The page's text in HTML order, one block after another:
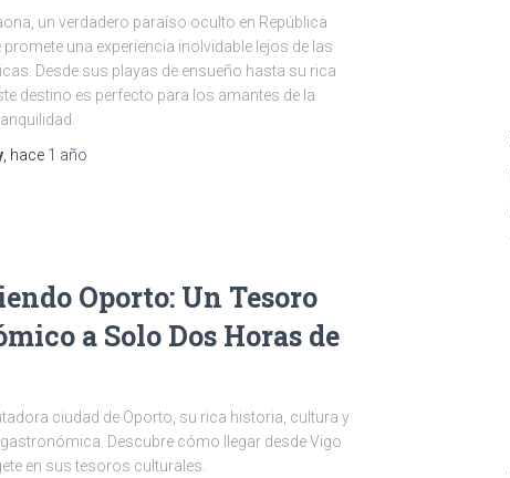
un verdadero paraíso oculto en República
una experiencia inolvidable lejos de las
Desde sus playas de ensueño hasta su rica
destino es perfecto para los amantes de la
, hace 1 año
Oporto: Un Tesoro
a Solo Dos Horas de
ciudad de Oporto, su rica historia, cultura y
Descubre cómo llegar desde Vigo
en sus tesoros culturales.